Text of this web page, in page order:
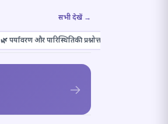
सभी देखें →
🌿 पर्यावरण और पारिस्थितिकी प्रश्नोत्तरी